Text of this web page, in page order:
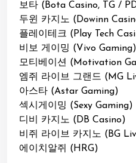
보타 (Bota Casino, TG /
두윈 카지노 (Dowinn
플레이테크 (Play Tech
비보 게이밍 (Vivo Gaming)
모티베이션 (Motivation
엠쥐 라이브 그랜드 (MG
아스타 (Astar Gaming)
섹시게이밍 (Sexy Gaming)
디비 카지노 (DB Casino)
비쥐 라이브 카지노 (BG
에이치알쥐 (HRG)